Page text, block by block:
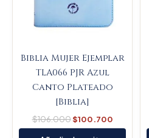
Biblia Mujer Ejemplar
TLA066 PJR Azul
Canto Plateado
[Biblia]
$106.000$100.700